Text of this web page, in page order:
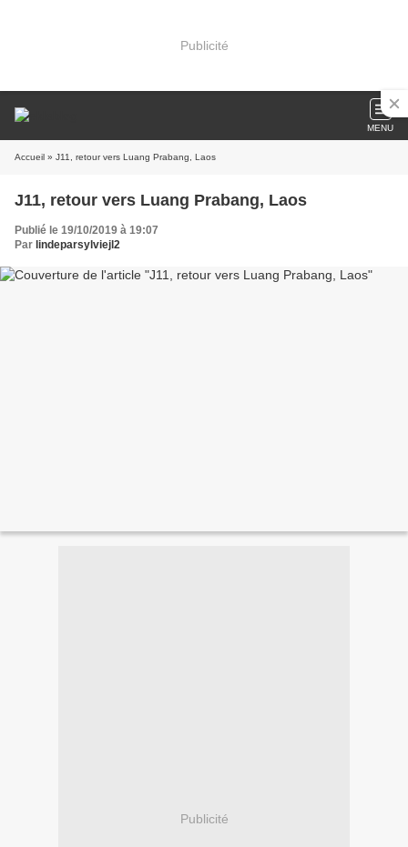
Publicité
MENU
Accueil » J11, retour vers Luang Prabang, Laos
J11, retour vers Luang Prabang, Laos
Publié le 19/10/2019 à 19:07
Par lindeparsylviejl2
Publicité